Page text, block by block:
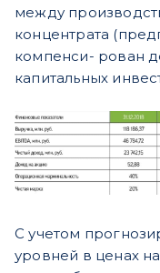
между
концентрата
компенси- рован
капитальных
С учетом
уровней в ценах